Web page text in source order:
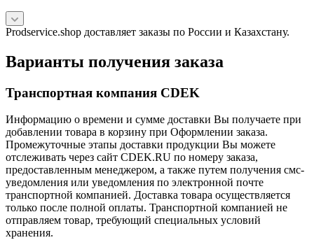
Prodservice.shop доставляет заказы по России и Казахстану.
Варианты получения заказа
Транспортная компания CDEK
Информацию о времени и сумме доставки Вы получаете при
добавлении товара в корзину при Оформлении заказа.
Промежуточные этапы доставки продукции Вы можете
отслеживать через сайт CDEK.RU по номеру заказа,
предоставленным менеджером, а также путем получения смс-
уведомления или уведомления по электронной почте
транспортной компанией. Доставка товара осуществляется
только после полной оплаты. Транспортной компанией не
отправляем товар, требующий специальных условий
хранения.